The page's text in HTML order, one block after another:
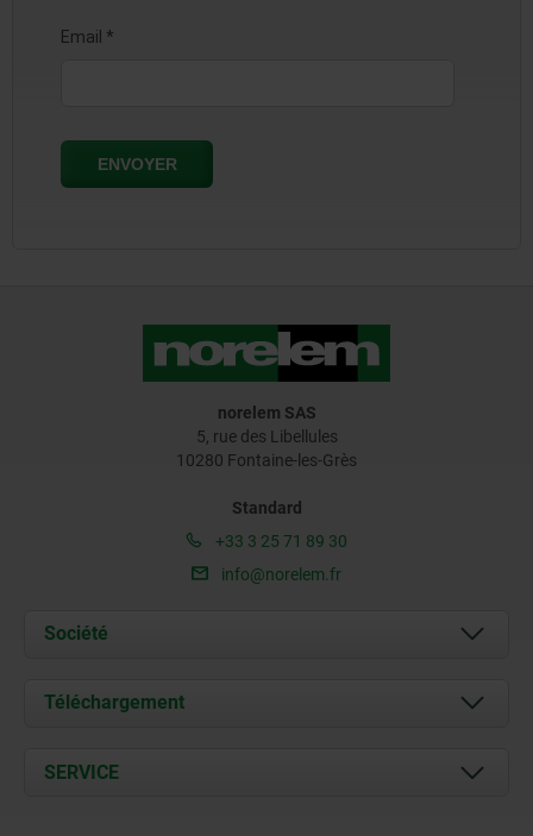
norelem SAS
5, rue des Libellules
10280 Fontaine-les-Grès
Standard
+33 3 25 71 89 30
info@norelem.fr
Société
À propos de nous
Contact
Téléchargement
Documents
SERVICE